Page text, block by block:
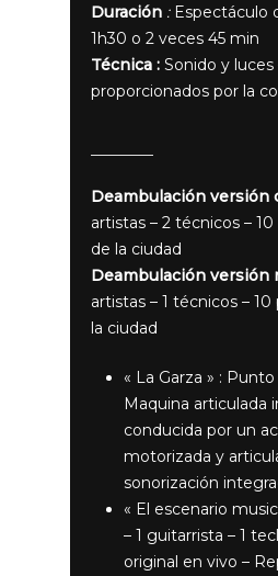
Duración : Espectáculo
1h30 o 2 veces 45 min
Técnica : Sonido y luces
proporcionados por la
Deambulación versión
artistas – 2 técnicos –
de la ciudad
Deambulación versión
artistas – 1 técnicos –
la ciudad
« La Garza » :
Maquina articulada
conducida por un
motorizada y
sonorización
« El escenario
– 1 guitarrista – 1
original en vivo –